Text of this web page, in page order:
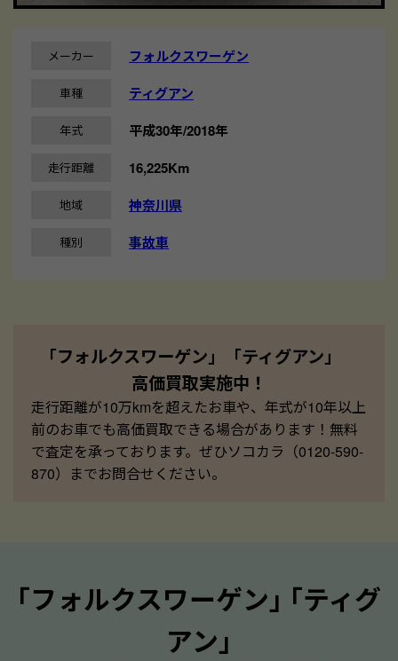
メーカー フォルクスワーゲン
車種 ティグアン
年式 平成30年/2018年
走行距離 16,225Km
地域 神奈川県
種別 事故車
「フォルクスワーゲン」「ティグアン」
高価買取実施中！
走行距離が10万kmを超えたお車や、年式が10年以上
前のお車でも高価買取できる場合があります！無料
で査定を承っております。ぜひソコカラ（0120-590-
870）までお問合せください。
｢フォルクスワーゲン｣ ｢ティグ
アン｣